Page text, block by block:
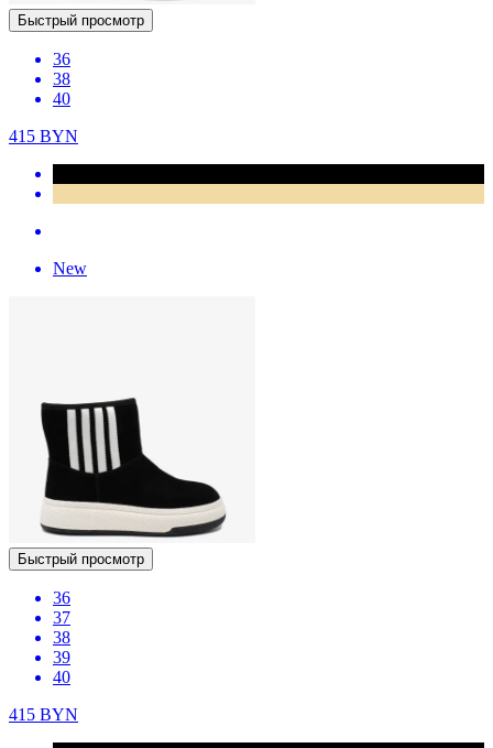
Быстрый просмотр
36
38
40
415 BYN
New
Быстрый просмотр
36
37
38
39
40
415 BYN